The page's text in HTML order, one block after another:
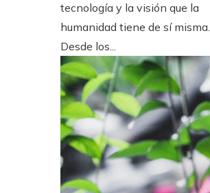
tecnología y la visión que la
humanidad tiene de sí misma.
Desde los...